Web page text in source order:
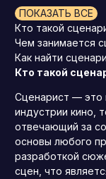
ПОКАЗАТЬ ВСЕ
Кто такой
Чем занимается
Как найти
Кто такой
Сценарист — это
индустрии кино,
отвечающий за
основы любого
разработкой
сцен, что